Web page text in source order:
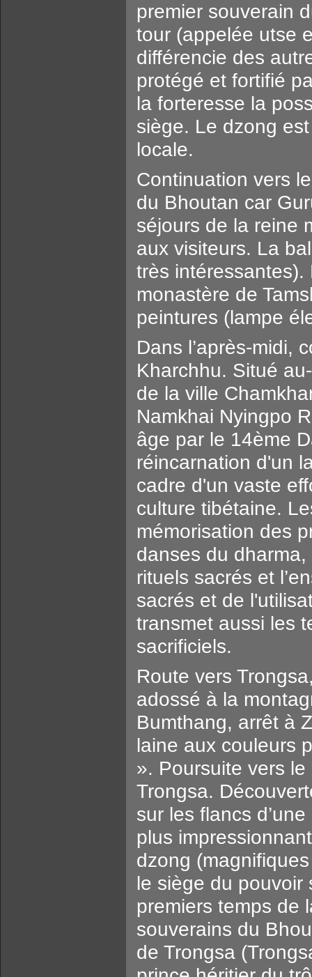
premier souverain
tour (appelée utse
différencie des
protégé et fortifié
la forteresse la
siège. Le dzong
locale.
Continuation vers
du Bhoutan car
séjours de la reine
aux visiteurs. La
très
monastère de
peintures (lampe
Dans l’après-midi,
Kharchhu. Situé
de la ville
Namkhai Nyingpo
âge par le 14ème
réincarnation d'un
cadre d'un vaste
culture tibétaine.
mémorisation des
danses du
rituels sacrés et
sacrés et de
transmet aussi les
sacrificiels.
Route vers
adossé à la
Bumthang, arrêt à
laine aux couleurs
». Poursuite vers
Trongsa.
sur les flancs
plus
dzong
le siège du pouvoir
premiers temps de
souverains du
de Trongsa